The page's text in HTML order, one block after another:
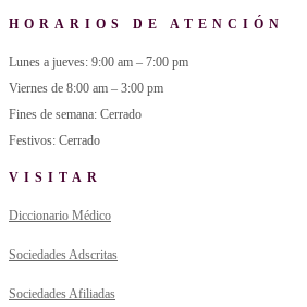
HORARIOS DE ATENCIÓN
Lunes a jueves: 9:00 am – 7:00 pm
Viernes de 8:00 am – 3:00 pm
Fines de semana: Cerrado
Festivos: Cerrado
VISITAR
Diccionario Médico
Sociedades Adscritas
Sociedades Afiliadas